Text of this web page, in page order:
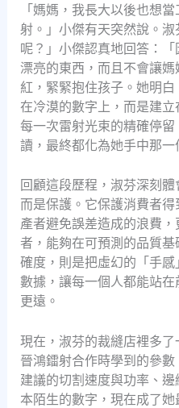
「媽媽，我長大以後也想
射。」小傑有天突然說。
呢？」小傑認真地回答：
漂亮的東西，而且不會讓
紅，緊緊抱住孩子。她明
在冷漠的數字上，而是建
每一次雷射光束的精確停
讀，最終都化為她手中那一
回顧這段歷程，淑芬深刻
而是保護。它保護消費者
產者避免誤差造成的浪費
者，能夠在可預測的品質
確度，則是把虛幻的「手
數據，讓每一個人都能站在
更遠。
現在，淑芬的裁縫店裡多
晉鴻鐳射合作時學到的參
建議的切割速度與功率、
本陌生的數字，現在成了